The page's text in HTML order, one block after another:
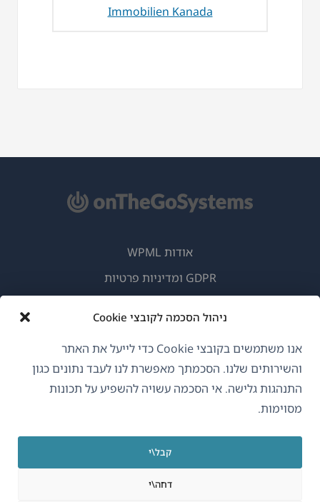
ניהול הסכמה לקובצי Cookie
אנו משתמשים בקובצי Cookie כדי לייעל את האתר
והשירותים שלנו. הסכמתך מאפשרת לנו לעבד נתונים כגון
התנהגות גלישה. אי הסכמה עשויה להשפיע על תכונות
מסוימות.
קבל\י
דחה\י
Immobilien Kanada
בחלון
אודות WPML
GDPR ומדיניות פרטיות
בחלון
חדש)
בחלון
חדש)
בחלון
חדש)
בחלון
חדש)